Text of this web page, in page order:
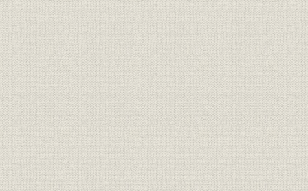
表2-11 震災手形割引依頼銀行別割引高
表2-12 震災手形の大口債務者
表2-13 大口債務者と震災手形所持銀行との関係
表2-14 本支店別震災手形割引残高
表2-15 震災手形未決済高
表3-1 第1次世界大戦後のインフレーション
表3-2 主要国の金・外貨準備